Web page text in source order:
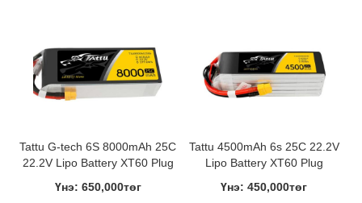
Tattu G-tech 6S 8000mAh 25C
22.2V Lipo Battery XT60 Plug
Үнэ: 650,000төг
Tattu 4500mAh 6s 25C 22.2V
Lipo Battery XT60 Plug
Үнэ: 450,000төг